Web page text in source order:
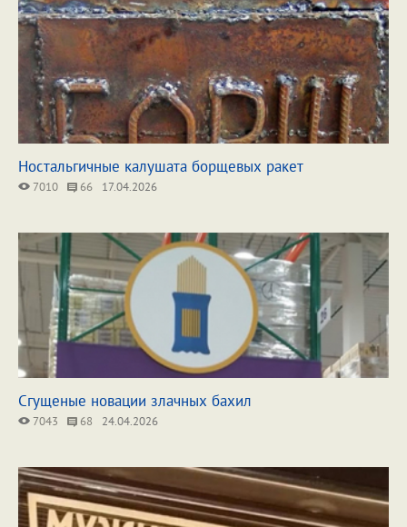
Ностальгичные калушата борщевых ракет
7010 66 17.04.2026
Сгущеные новации злачных бахил
7043 68 24.04.2026